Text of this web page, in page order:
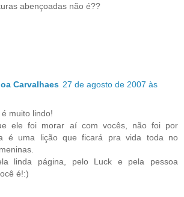
abençoadas não é??
Carvalhaes 27 de agosto de 2007 às
muito lindo!
ele foi morar aí com vocês, não foi por
é uma lição que ficará pra vida toda no
linda página, pelo Luck e pela pessoa
é!:)